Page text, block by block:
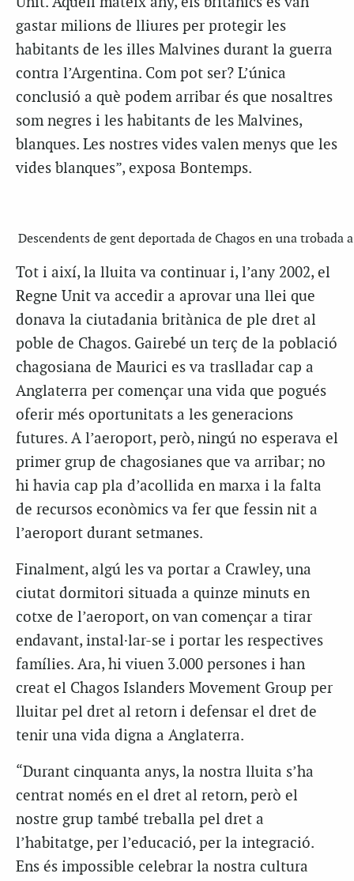
gastar milions de lliures per protegir les
habitants de les illes Malvines durant la guerra
contra l’Argentina. Com pot ser? L’única
conclusió a què podem arribar és que nosaltres
som negres i les habitants de les Malvines,
blanques. Les nostres vides valen menys que les
vides blanques”, exposa Bontemps.
Descendents de gent deportada de Chagos en una trobada
Tot i així, la lluita va continuar i, l’any 2002, el
Regne Unit va accedir a aprovar una llei que
donava la ciutadania britànica de ple dret al
poble de Chagos. Gairebé un terç de la població
chagosiana de Maurici es va traslladar cap a
Anglaterra per començar una vida que pogués
oferir més oportunitats a les generacions
futures. A l’aeroport, però, ningú no esperava el
primer grup de chagosianes que va arribar; no
hi havia cap pla d’acollida en marxa i la falta
de recursos econòmics va fer que fessin nit a
l’aeroport durant setmanes.
Finalment, algú les va portar a Crawley, una
ciutat dormitori situada a quinze minuts en
cotxe de l’aeroport, on van començar a tirar
endavant, instal·lar-se i portar les respectives
famílies. Ara, hi viuen 3.000 persones i han
creat el Chagos Islanders Movement Group per
lluitar pel dret al retorn i defensar el dret de
tenir una vida digna a Anglaterra.
“Durant cinquanta anys, la nostra lluita s’ha
centrat només en el dret al retorn, però el
nostre grup també treballa pel dret a
l’habitatge, per l’educació, per la integració.
Ens és impossible celebrar la nostra cultura